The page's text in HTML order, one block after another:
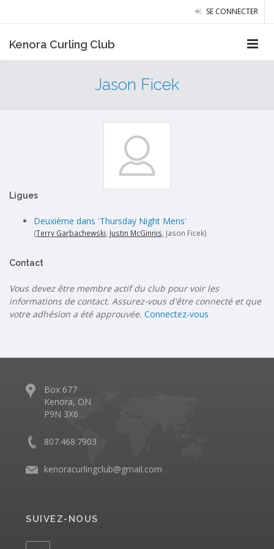
SE CONNECTER
Kenora Curling Club
Jason Ficek
Ligues
Deuxième dans 'Thursday Night Mens'
(Terry Garbachewski Justin McGinnis , Jason Ficek)
Contact
Vous devez être membre actif du club pour voir les
informations de contact. Assurez-vous d'être connecté et que
votre adhésion a été approuvée. Connectez-vous
Box 677
Kenora, ON
P9N 3X6
807.468.7903
kenoracurlingclub@gmail.com
SUIVEZ-NOUS